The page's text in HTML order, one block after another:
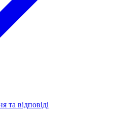
та відповіді